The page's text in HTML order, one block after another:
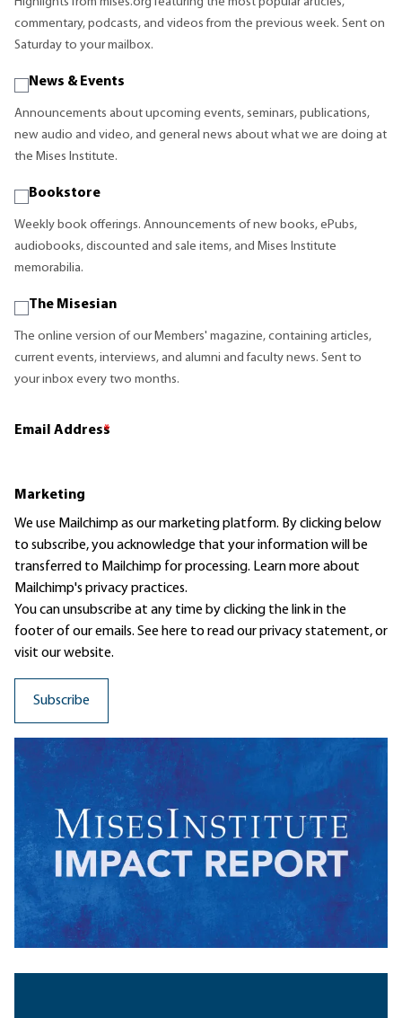
commentary, podcasts, and videos from the previous week. Sent on
Saturday to your mailbox.
News & Events
Announcements about upcoming events, seminars, publications,
new audio and video, and general news about what we are doing at
the Mises Institute.
Bookstore
Weekly book offerings. Announcements of new books, ePubs,
audiobooks, discounted and sale items, and Mises Institute
memorabilia.
The Misesian
The online version of our Members' magazine, containing articles,
current events, interviews, and alumni and faculty news. Sent to
your inbox every two months.
Email Address
*
Marketing
We use Mailchimp as our marketing platform. By clicking below
to subscribe, you acknowledge that your information will be
transferred to Mailchimp for processing. Learn moreabout
Mailchimp's privacy practices.
You can unsubscribe at any time by clicking the link in the
footer of our emails. See here to read ourprivacy statement, or
visit our website.